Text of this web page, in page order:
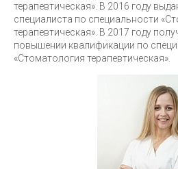
терапевтическая». В 2016 году
специалиста по специальности
терапевтическая». В 2017 году
повышении квалификации по
«Стоматология терапевтическая».